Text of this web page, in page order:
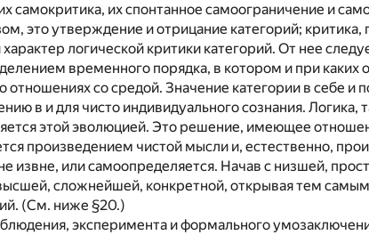
самокритика, их спонтанное самоограничение и
это утверждение и отрицание категорий;
логической критики категорий. От нее
временного порядка, в котором и при каких
отношениях со средой. Значение категории в себе
в и для чисто индивидуального сознания.
этой эволюцией. Это решение, имеющее
произведением чистой мысли и, естественно,
извне, или самоопределяется. Начав с низшей,
сложнейшей, конкретной, открывая тем
(См. ниже §20.)
эксперимента и формального